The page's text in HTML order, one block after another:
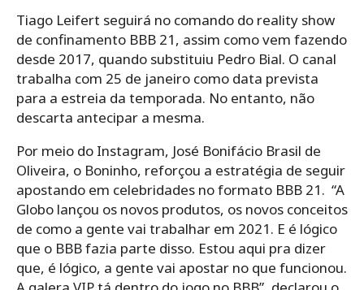
Tiago Leifert seguirá no comando do reality show
de confinamento BBB 21, assim como vem fazendo
desde 2017, quando substituiu Pedro Bial. O canal
trabalha com 25 de janeiro como data prevista
para a estreia da temporada. No entanto, não
descarta antecipar a mesma.
Por meio do Instagram, José Bonifácio Brasil de
Oliveira, o Boninho, reforçou a estratégia de seguir
apostando em celebridades no formato BBB 21. “A
Globo lançou os novos produtos, os novos conceitos
de como a gente vai trabalhar em 2021. E é lógico
que o BBB fazia parte disso. Estou aqui pra dizer
que, é lógico, a gente vai apostar no que funcionou.